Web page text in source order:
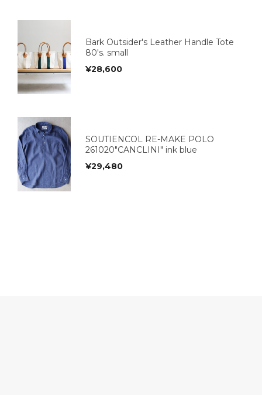
Bark Outsider's Leather Handle Tote
80's. small
¥28,600
SOUTIENCOL RE-MAKE POLO
261020"CANCLINI" ink blue
¥29,480